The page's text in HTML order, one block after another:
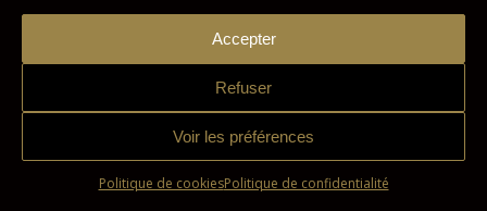
Accepter
Refuser
Voir les préférences
Politique de cookiesPolitique de confidentialité